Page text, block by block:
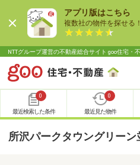
アプリ版はこちら
複数社の物件を探せる！
NTTグループ運営の不動産総合サイト goo住宅・
0
最近検索した条件
0
最近見た物件
所沢パークタウングリーン